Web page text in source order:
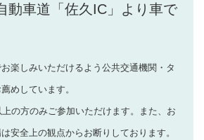
車道「佐久IC」より車で
楽しみいただけるよう公共交通機関・タ
めしています。
の方のみご参加いただけます。また、お
安全上の観点からお断りしております。